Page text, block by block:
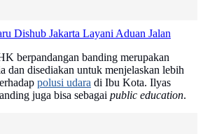
Dishub Jakarta Layani Aduan Jalan
berpandangan banding merupakan
dan disediakan untuk menjelaskan lebih
polusi udara di Ibu Kota. Ilyas
juga bisa sebagai public education.